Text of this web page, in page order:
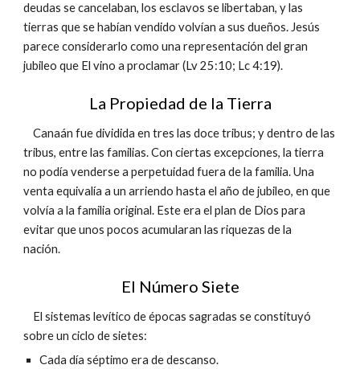
deudas se cancelaban, los esclavos se libertaban, y las
tierras que se habían vendido volvían a sus dueños. Jesús
parece considerarlo como una representación del gran
jubileo que El vino a proclamar (Lv 25:10; Lc 4:19).
La Propiedad de la Tierra
Canaán fue dividida en tres las doce tribus; y dentro de las
tribus, entre las familias. Con ciertas excepciones, la tierra
no podía venderse a perpetuidad fuera de la familia. Una
venta equivalía a un arriendo hasta el año de jubileo, en que
volvía a la familia original. Este era el plan de Dios para
evitar que unos pocos acumularan las riquezas de la
nación.
El Número Siete
El sistemas levítico de épocas sagradas se constituyó
sobre un ciclo de sietes:
Cada día séptimo era de descanso.